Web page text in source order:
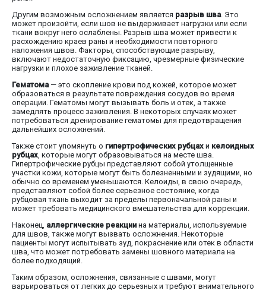
Другим возможным осложнением является разрыв шва . Это
может произойти, если шов не выдерживает нагрузки или если
ткани вокруг него ослаблены. Разрыв шва может привести к
расхождению краев раны и необходимости повторного
наложения швов. Факторы, способствующие разрыву,
включают недостаточную фиксацию, чрезмерные физические
нагрузки и плохое заживление тканей.
Гематома — это скопление крови под кожей, которое может
образоваться в результате повреждения сосудов во время
операции. Гематомы могут вызывать боль и отек, а также
замедлять процесс заживления. В некоторых случаях может
потребоваться дренирование гематомы для предотвращения
дальнейших осложнений.
Также стоит упомянуть о гипертрофических рубцах и келоидных
рубцах , которые могут образовываться на месте шва.
Гипертрофические рубцы представляют собой утолщенные
участки кожи, которые могут быть болезненными и зудящими, но
обычно со временем уменьшаются. Келоиды, в свою очередь,
представляют собой более серьезное состояние, когда
рубцовая ткань выходит за пределы первоначальной раны и
может требовать медицинского вмешательства для коррекции.
Наконец, аллергические реакции на материалы, используемые
для швов, также могут вызвать осложнения. Некоторые
пациенты могут испытывать зуд, покраснение или отек в области
шва, что может потребовать замены шовного материала на
более подходящий.
Таким образом, осложнения, связанные с швами, могут
варьироваться от легких до серьезных и требуют внимательного